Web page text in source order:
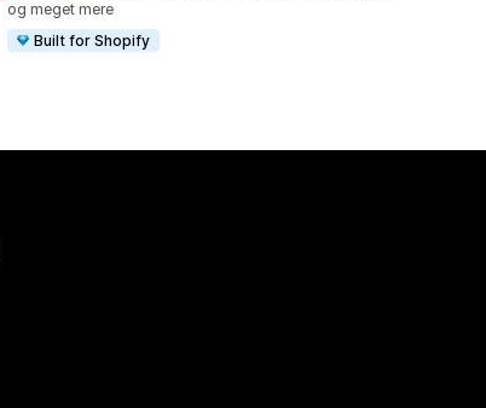
og meget mere
Built for Shopify